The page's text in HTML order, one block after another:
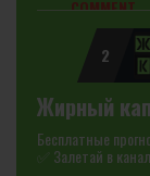
2
Жирный
Бесплатные
✅ Залетай в